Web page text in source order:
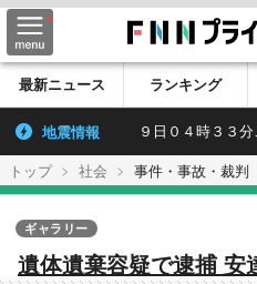
最新ニュース ランキング
地震情報 ９日０４時３３分
トップ 社会 事件・事故・裁判
遺体遺棄容疑で逮捕 安
ギャラリー